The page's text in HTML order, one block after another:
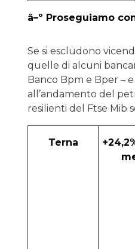
â–º Proseguiamo
Se si escludono
quelle di alcuni
Banco Bpm e Bper –
all’andamento del
resilienti del Ftse Mib
Terna